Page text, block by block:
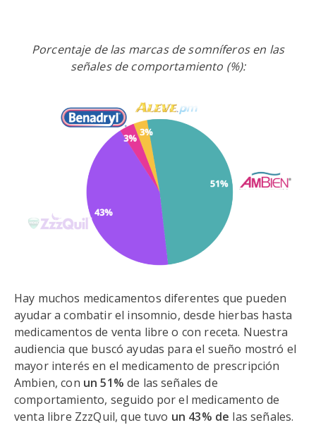
Porcentaje de las marcas de somníferos en las
señales de comportamiento (%):
Hay muchos medicamentos diferentes que pueden
ayudar a combatir el insomnio, desde hierbas hasta
medicamentos de venta libre o con receta. Nuestra
audiencia que buscó ayudas para el sueño mostró el
mayor interés en el medicamento de prescripción
Ambien, con un 51% de las señales de
comportamiento, seguido por el medicamento de
venta libre ZzzQuil, que tuvo un 43% de las señales.